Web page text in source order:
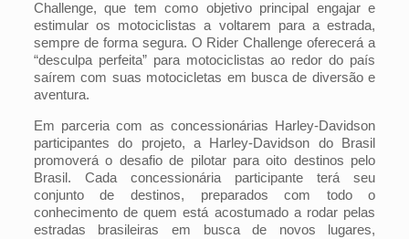
Challenge, que tem como objetivo principal engajar e
estimular os motociclistas a voltarem para a estrada,
sempre de forma segura. O Rider Challenge oferecerá a
“desculpa perfeita” para motociclistas ao redor do país
saírem com suas motocicletas em busca de diversão e
aventura.
Em parceria com as concessionárias Harley-Davidson
participantes do projeto, a Harley-Davidson do Brasil
promoverá o desafio de pilotar para oito destinos pelo
Brasil. Cada concessionária participante terá seu
conjunto de destinos, preparados com todo o
conhecimento de quem está acostumado a rodar pelas
estradas brasileiras em busca de novos lugares,